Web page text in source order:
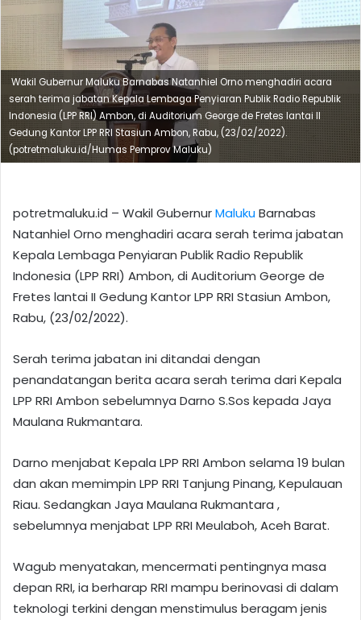
Wakil Gubernur Maluku Barnabas Natanhiel Orno menghadiri acara
serah terima jabatan Kepala Lembaga Penyiaran Publik Radio Republik
Indonesia (LPP RRI) Ambon, di Auditorium George de Fretes lantai II
Gedung Kantor LPP RRI Stasiun Ambon, Rabu, (23/02/2022).
(potretmaluku.id/Humas Pemprov Maluku)
potretmaluku.id – Wakil GubernurMalukuBarnabas
Natanhiel Orno menghadiri acara serah terima jabatan
Kepala Lembaga Penyiaran Publik Radio Republik
Indonesia (LPP RRI) Ambon, di Auditorium George de
Fretes lantai II Gedung Kantor LPP RRI Stasiun Ambon,
Rabu, (23/02/2022).
Serah terima jabatan ini ditandai dengan
penandatangan berita acara serah terima dari Kepala
LPP RRI Ambon sebelumnya Darno S.Sos kepada Jaya
Maulana Rukmantara.
Darno menjabat Kepala LPP RRI Ambon selama 19 bulan
dan akan memimpin LPP RRI Tanjung Pinang, Kepulauan
Riau. Sedangkan Jaya Maulana Rukmantara ,
sebelumnya menjabat LPP RRI Meulaboh, Aceh Barat.
Wagub menyatakan, mencermati pentingnya masa
depan RRI, ia berharap RRI mampu berinovasi di dalam
teknologi terkini dengan menstimulus beragam jenis